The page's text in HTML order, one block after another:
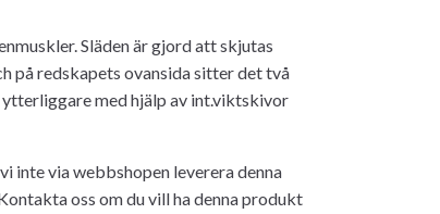
Släden är gjord att skjutas
på redskapets ovansida sitter det två
med hjälp av int.viktskivor
inte via webbshopen leverera denna
oss om du vill ha denna produkt